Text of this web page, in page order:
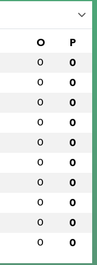
O P
0 0
0 0
0 0
0 0
0 0
0 0
0 0
0 0
0 0
0 0